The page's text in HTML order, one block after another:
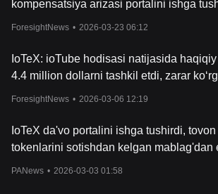
Rasmiy hujjatlar:
ttps://onboard.iotex.io/
Rasmiy veb-sayt:https://iotex.io/
IoTeX tarmog'i real vaqt rejimida odamlar va
bog'laydigan kengaytiriladigan blokcheyn
ishlaydi va ko'plab blokcheyn tarmoqlarini
miqyoslash muammolarini bartaraf etadi.
qondirish uchun mo'ljallangan va shu bilan
i markazlashtirmaydi va
oshiradi.
IoTeX ning asosiy blokcheyni parallel zanjirlar
kompensatsiya arizasi portalini ishga
ForesightNews • 2026-03-23 06:12
IoTeX: ioTube hodisasi natijasida
4.4 million dollarni tashkil etdi, zarar
ForesightNews • 2026-03-06 12:19
IoTeX da'vo portalini ishga tushirdi,
tokenlarini sotishdan kelgan mablag'dan
PANews • 2026-03-03 01:58